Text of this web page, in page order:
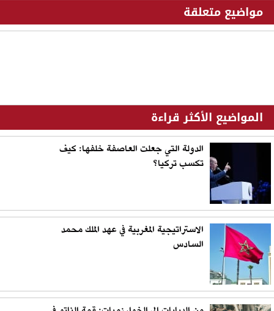
مواضيع متعلقة
المواضيع الأكثر قراءة
الدولة التي جعلت العاصفة خلفها: كيف
تكسب تركيا؟
الاستراتيجية المغربية في عهد الملك محمد
السادس